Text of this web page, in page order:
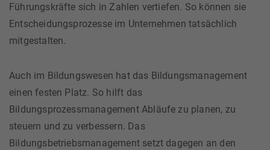
Führungskräfte sich in Zahlen vertiefen. So können sie
Entscheidungsprozesse im Unternehmen tatsächlich
mitgestalten.
Auch im Bildungswesen hat das Bildungsmanagement
einen festen Platz. So hilft das
Bildungsprozessmanagement Abläufe zu planen, zu
steuern und zu verbessern. Das
Bildungsbetriebsmanagement setzt dagegen an den